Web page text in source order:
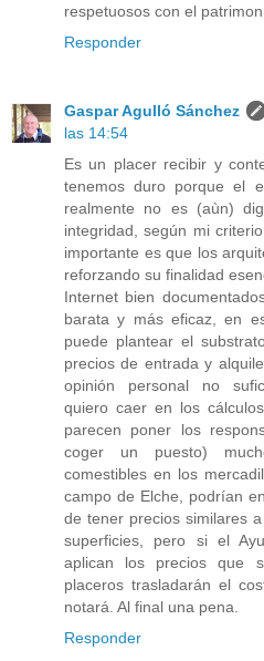
respetuosos con el
Responder
Gaspar Agulló Sánchez
las 14:54
Es un placer recibir y
tenemos duro porque el
realmente no es (aùn)
integridad, según mi
importante es que los
reforzando su finalidad
Internet bien
barata y más eficaz, en
puede plantear el
precios de entrada y
opinión personal no
quiero caer en los
parecen poner los
coger un puesto)
comestibles en los
campo de Elche, podrían
de tener precios similares
superficies, pero si el
aplican los precios que
placeros trasladarán el
notará. Al final una pena.
Responder